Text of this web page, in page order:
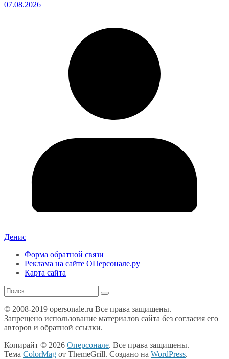
07.08.2026
Денис
Форма обратной связи
Реклама на сайте ОПерсонале.ру
Карта сайта
© 2008-2019 opersonale.ru Все права защищены.
Запрещено использование материалов сайта без согласия его
авторов и обратной ссылки.
Копирайт © 2026 Оперсонале. Все права защищены.
Тема ColorMag от ThemeGrill. Создано на WordPress.